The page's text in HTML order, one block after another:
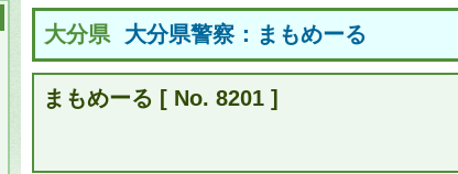
大分県 大分県警察：まもめーる
まもめーる [ No. 8201 ]